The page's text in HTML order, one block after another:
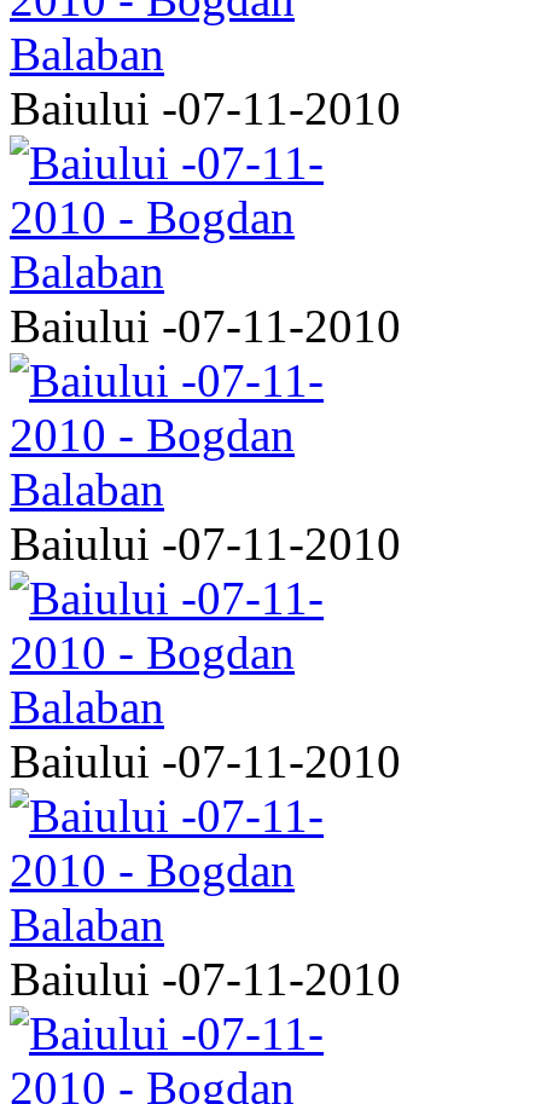
Baiului -07-11-2010
Baiului -07-11-2010
Baiului -07-11-2010
Baiului -07-11-2010
Baiului -07-11-2010